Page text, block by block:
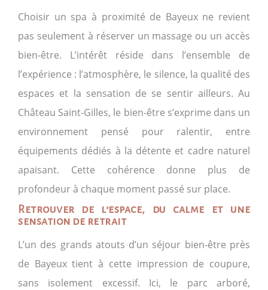
Choisir un spa à proximité de Bayeux ne revient
pas seulement à réserver un massage ou un accès
bien-être. L’intérêt réside dans l’ensemble de
l’expérience : l’atmosphère, le silence, la qualité des
espaces et la sensation de se sentir ailleurs. Au
Château Saint-Gilles, le bien-être s’exprime dans un
environnement pensé pour ralentir, entre
équipements dédiés à la détente et cadre naturel
apaisant. Cette cohérence donne plus de
profondeur à chaque moment passé sur place.
Retrouver de l’espace, du calme et une
sensation de retrait
L’un des grands atouts d’un séjour bien-être près
de Bayeux tient à cette impression de coupure,
sans isolement excessif. Ici, le parc arboré,